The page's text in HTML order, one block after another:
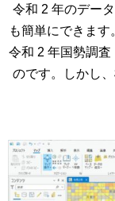
令和 2 年のデー
も簡単にできます
令和 2 年国勢調
のです。しかし